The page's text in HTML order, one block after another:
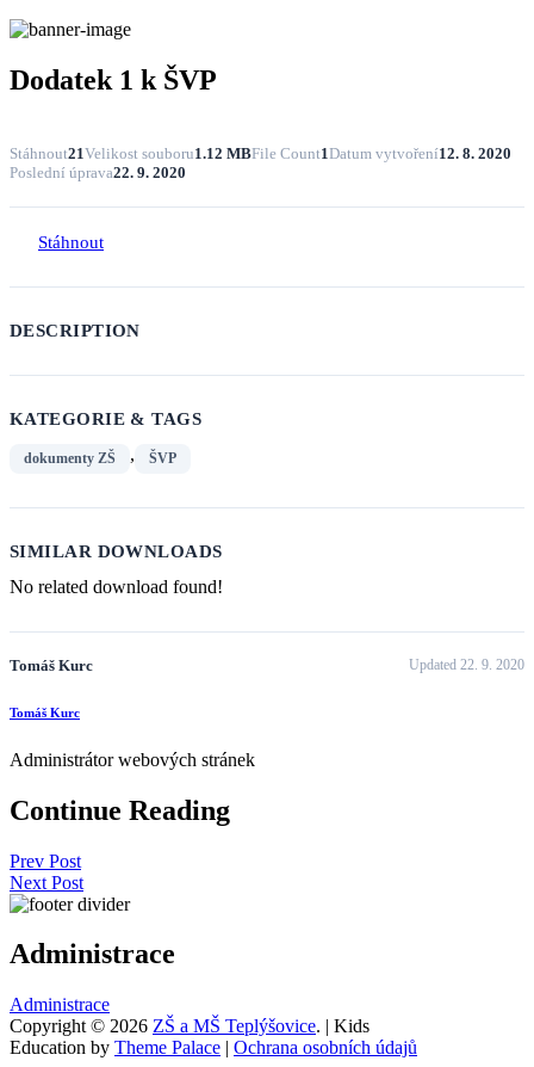
Dodatek 1 k ŠVP
Stáhnout21Velikost souboru1.12 MBFile Count1Datum vytvoření12. 8. 2020
Poslední úprava22. 9. 2020
Stáhnout
DESCRIPTION
KATEGORIE & TAGS
dokumenty ZŠ , ŠVP
SIMILAR DOWNLOADS
No related download found!
Tomáš Kurc Updated 22. 9. 2020
Tomáš Kurc
Administrátor webových stránek
Continue Reading
Prev Post
Next Post
Administrace
Administrace
Copyright © 2026 ZŠ a MŠ Teplýšovice. | Kids
Education by Theme Palace | Ochrana osobních údajů